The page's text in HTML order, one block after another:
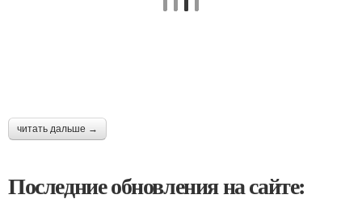
читать дальше →
Последние обновления на сайте: